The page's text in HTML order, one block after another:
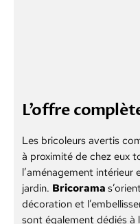
L’offre
Les bricoleurs avertis
à proximité de chez eux
l’aménagement intérieur
jardin. Bricorama
décoration et
sont également dédiés